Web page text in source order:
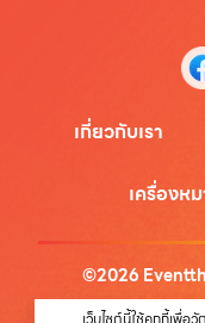
เกี่ยวกับเรา
เครื่องห
©2026